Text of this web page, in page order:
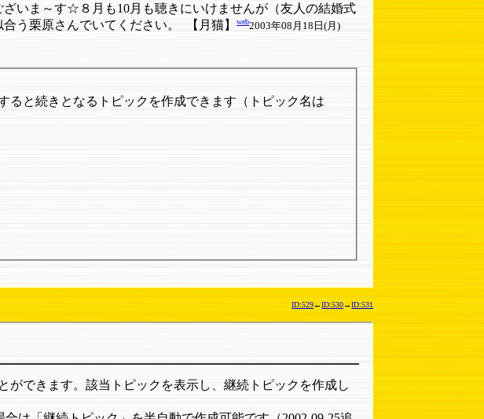
いま～す☆８月も10月も聴きにいけませんが（友人の結婚式
う栗原さんでいてください。
【月猫】web2003年08月18日(月)
ると続きとなるトピックを作成できます（トピック名は
ID:529←ID:530→ID:531
ができます。該当トピックを表示し、継続トピックを作成し